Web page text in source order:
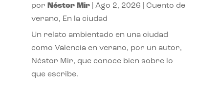
por Néstor Mir| Ago 2, 2026
Cuento de
verano, En la ciudad
Un relato ambientado en una ciudad
como Valencia en verano, por un autor,
Néstor Mir, que conoce bien sobre lo
que escribe.